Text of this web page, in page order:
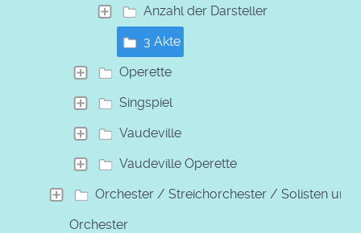
Anzahl der Darsteller
3 Akte
Operette
Singspiel
Vaudeville
Vaudeville Operette
Orchester / Streichorchester / Solisten und
Orchester